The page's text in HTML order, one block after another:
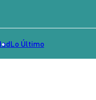
Lo Último